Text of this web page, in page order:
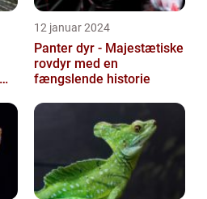
12 januar 2024
Panter dyr - Majestætiske
rovdyr med en
fængslende historie